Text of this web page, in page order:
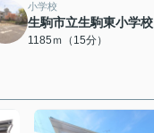
小学校
生駒市立生駒東小学校
1185ｍ（15分）